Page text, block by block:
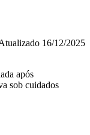
16/12/2025